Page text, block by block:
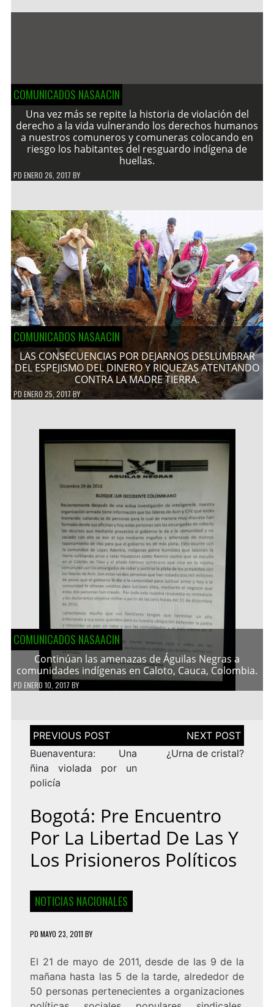
COMUNICADOS NASAACIN
Una vez más se repite la historia de violación del
derecho a la vida vulnerando los derechos humanos
a nuestros comuneros y comuneras colocando en
riesgo los habitantes del resguardo indígena de
huellas.
PD ENERO 26, 2017 BY
COMUNICADOS NASAACIN
LAS CONSECUENCIAS POR DEJARNOS DESLUMBRAR
DEL ESPEJISMO DEL DINERO Y RIQUEZAS ATENTANDO
CONTRA LA MADRE TIERRA.
PDENERO 25, 2017BY
COMUNICADOS NASAACIN
Continúan las amenazas de Águilas Negras a
comunidades indígenas en Caloto, Cauca, Colombia.
PD ENERO 10, 2017 BY
Navegación
de
entradas
Buenaventura: Una
ñina violada por un
policía
¿Urna de cristal?
Bogotá: Pre Encuentro
Por La Libertad De Las Y
Los Prisioneros Políticos
NOTICIAS NACIONALES
PD MAYO 23, 2011 BY
El 21 de mayo de 2011, desde de las 9 de la
mañana hasta las 5 de la tarde, alrededor de
50 personas pertenecientes a organizaciones